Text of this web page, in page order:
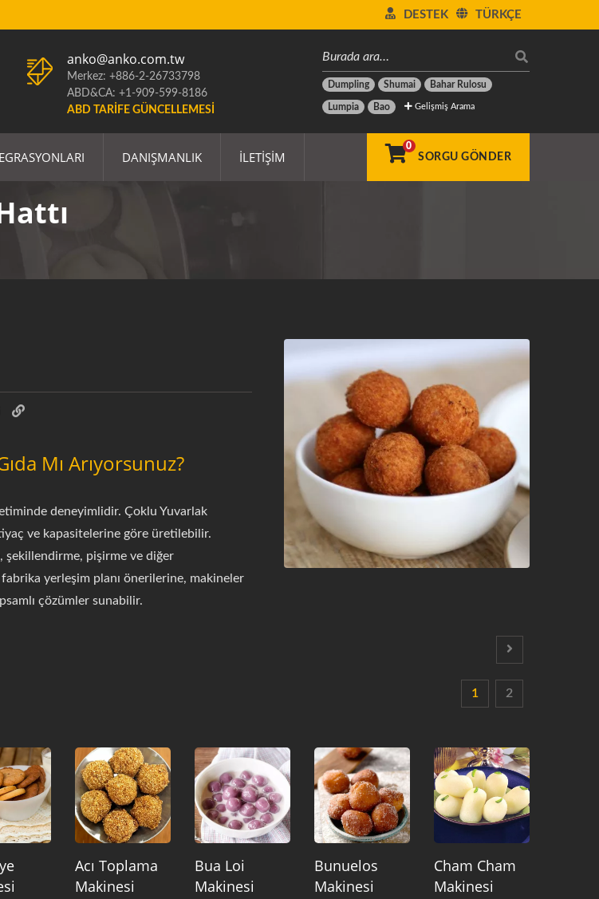
TÜRKÇE
DESTEK
Dumpling Shumai Bahar Rulosu
Lumpia Bao Gelişmiş Arama
anko@anko.com.tw
Merkez: +886-2-26733798
ABD&CA: +1-909-599-8186
ABD TARIFE GÜNCELLEMESI
DANIŞMANLIK İLETIŞIM
0
SORGU GÖNDER
Mı Arıyorsunuz?
deneyimlidir. Çoklu Yuvarlak
ve kapasitelerine göre üretilebilir.
şekillendirme, pişirme ve diğer
yerleşim planı önerilerine, makineler
çözümler sunabilir.
1 2
Acı Toplama
Makinesi
Bua Loi
Makinesi
Bunuelos
Makinesi
Cham Cham
Makinesi